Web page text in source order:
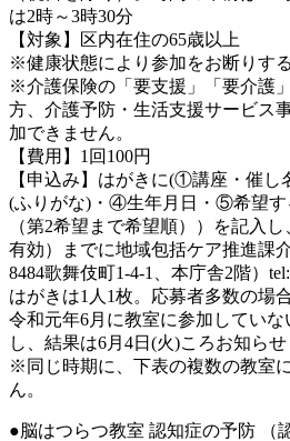
は2時～3時30分
【対象】区内在住の65歳以上
※健康状態により参加をお断りす
※介護保険の「要支援」「要介護
方、介護予防・生活支援サービス
加できません。
【費用】1回100円
【申込み】はがきに(①講座・催
(ふりがな)・④生年月日・⑤希望す
（第2希望まで希望順））を記入
有効）までに地域包括ケア推進課
8484歌舞伎町1-4-1、本庁舎2階）
はがきは1人1枚。応募者多数の場
令和元年6月に教室に参加してい
し、結果は6月4日(火)ころお知らせ
※同じ時期に、下表の複数の教室
ん。
●脳はつらつ教室 認知症の予防 （